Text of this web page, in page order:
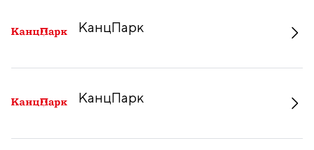
КанцПарк
КанцПарк